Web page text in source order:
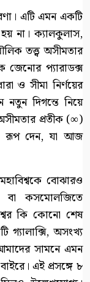
এটি এমন একটি
না। ক্যালকুলাস,
তত্ত্ব অসীমতার
জেনোর প্যারাডক্স
ও সীমা নির্ণয়ের
নতুন দিগন্তে নিয়ে
প্রতীক (∞)
রূপ দেন, যা আজ
বোঝারও
বা কসমোলজিতে
কি কোনো শেষ
অসংখ্য
সামনে এমন
এই প্রসঙ্গে ৮